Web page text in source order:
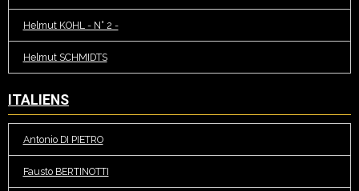
Helmut KOHL - N° 2 -
Helmut SCHMIDTS
ITALIENS
Antonio DI PIETRO
Fausto BERTINOTTI